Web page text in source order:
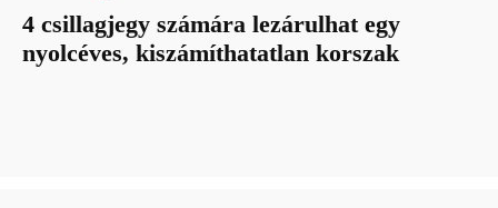
4 csillagjegy számára lezárulhat egy
nyolcéves, kiszámíthatatlan korszak